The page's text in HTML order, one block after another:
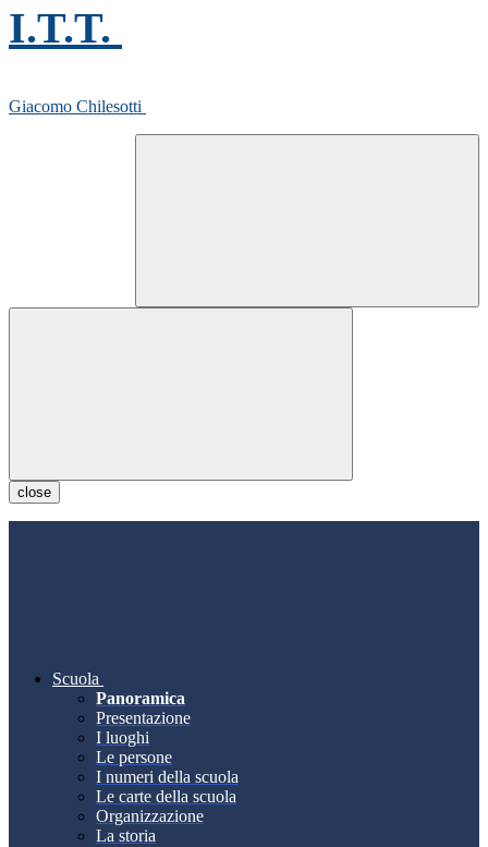
I.T.T.
Giacomo Chilesotti
close
Scuola
Panoramica
Presentazione
I luoghi
Le persone
I numeri della scuola
Le carte della scuola
Organizzazione
La storia